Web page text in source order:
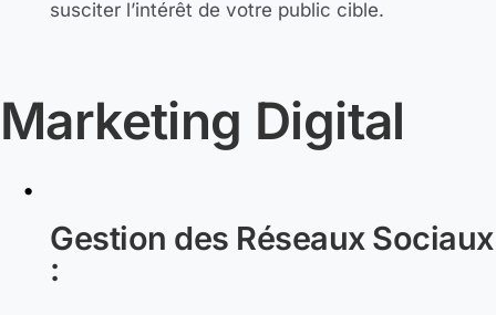
susciter l’intérêt de votre public cible.
Marketing Digital
Gestion des Réseaux Sociaux
: